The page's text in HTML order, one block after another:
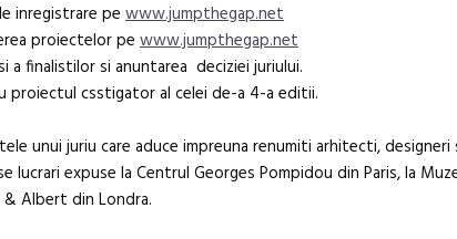
inregistrare pe www.jumpthegap.net
proiectelor pe www.jumpthegap.net
a finalistilor si anuntarea deciziei juriului.
proiectul csstigator al celei de-a 4-a editii.
unui juriu care aduce impreuna renumiti arhitecti, designeri
lucrari expuse la Centrul Georges Pompidou din Paris, la
Albert din Londra.